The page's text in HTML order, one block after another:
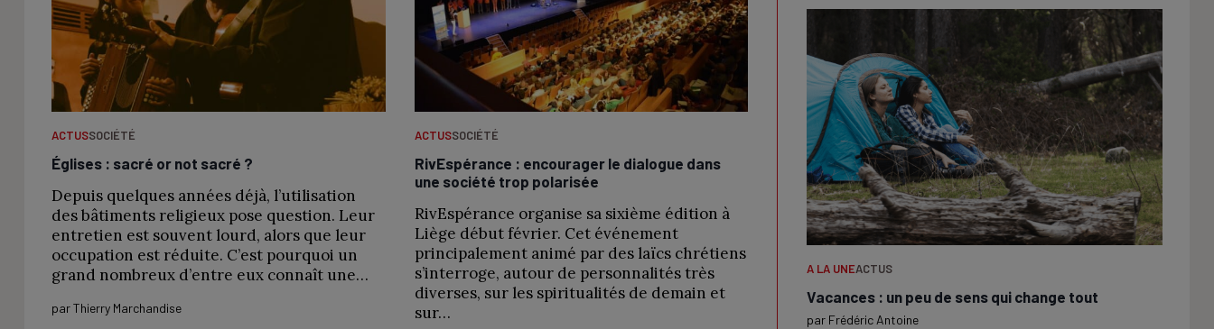
ACTUSSOCIÉTÉ
Églises : sacré or not sacré ?
Depuis quelques années déjà, l’utilisation
des bâtiments religieux pose question. Leur
entretien est souvent lourd, alors que leur
occupation est réduite. C’est pourquoi un
grand nombreux d’entre eux connaît une…
parThierry Marchandise
ACTUSSOCIÉTÉ
RivEspérance : encourager le dialogue dans
une société trop polarisée
RivEspérance organise sa sixième édition à
Liège début février. Cet événement
principalement animé par des laïcs chrétiens
s’interroge, autour de personnalités très
diverses, sur les spiritualités de demain et
sur…
A LA UNEACTUS
Vacances : un peu de sens qui change tout
par Frédéric Antoine